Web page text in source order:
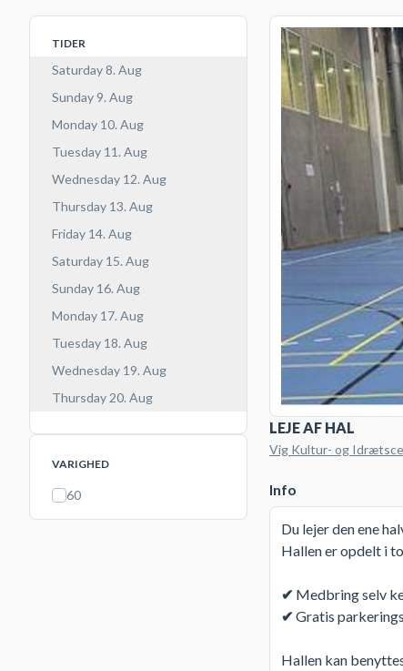
TIDER
Saturday 8. Aug
Sunday 9. Aug
Monday 10. Aug
Tuesday 11. Aug
Wednesday 12. Aug
Thursday 13. Aug
Friday 14. Aug
Saturday 15. Aug
Sunday 16. Aug
Monday 17. Aug
Tuesday 18. Aug
Wednesday 19. Aug
Thursday 20. Aug
VARIGHED
60
LEJE AF HAL
Vig Kultur- og
Info
Du lejer den ene
Hallen er opdelt i
✔ Medbring selv
✔ Gratis
Hallen kan